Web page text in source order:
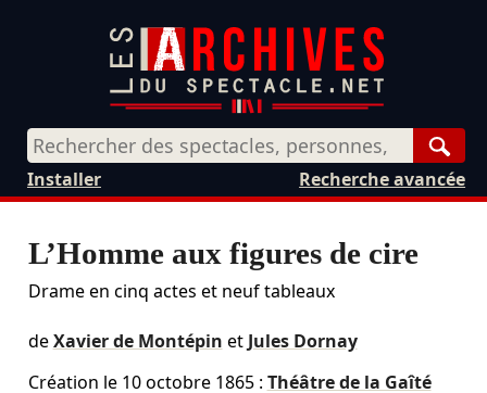
Recherche avancée
Installer
L’Homme aux figures de cire
Drame en cinq actes et neuf tableaux
deXavier de Montépin et Jules Dornay
Création le 10 octobre 1865: Théâtre de la Gaîté